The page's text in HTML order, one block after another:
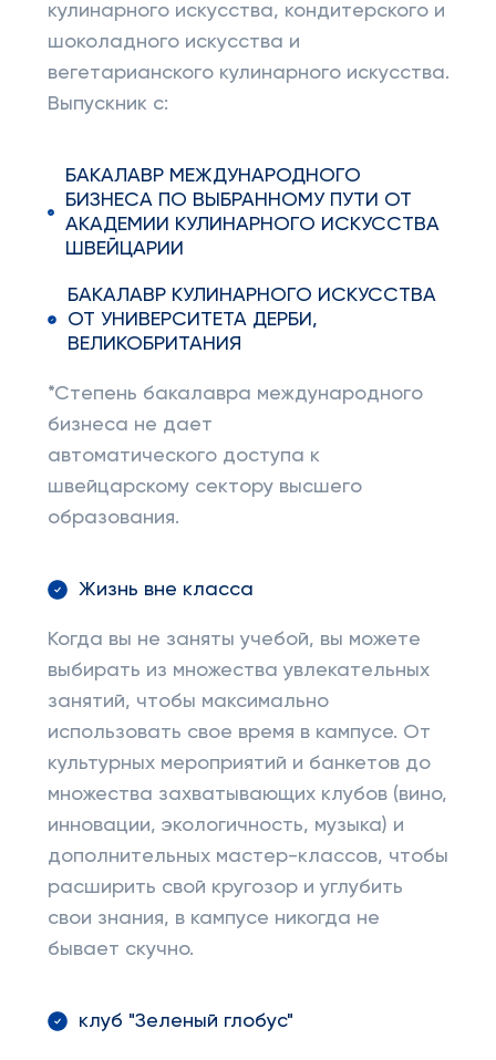
кулинарного искусства, кондитерского и
шоколадного искусства и
вегетарианского кулинарного искусства.
Выпускник с:
БАКАЛАВР МЕЖДУНАРОДНОГО
БИЗНЕСА ПО ВЫБРАННОМУ ПУТИ ОТ
АКАДЕМИИ КУЛИНАРНОГО ИСКУССТВА
ШВЕЙЦАРИИ
БАКАЛАВР КУЛИНАРНОГО ИСКУССТВА
ОТ УНИВЕРСИТЕТА ДЕРБИ,
ВЕЛИКОБРИТАНИЯ
*Степень бакалавра международного
бизнеса не дает
автоматического доступа к
швейцарскому сектору высшего
образования.
Жизнь вне класса
Когда вы не заняты учебой, вы можете
выбирать из множества увлекательных
занятий, чтобы максимально
использовать свое время в кампусе. От
культурных мероприятий и банкетов до
множества захватывающих клубов (вино,
инновации, экологичность, музыка) и
дополнительных мастер-классов, чтобы
расширить свой кругозор и углубить
свои знания, в кампусе никогда не
бывает скучно.
клуб "Зеленый глобус"